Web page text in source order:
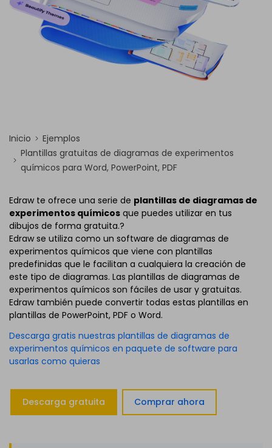
Inicio
Ejemplos
Plantillas gratuitas de diagramas de experimentos
químicos para Word, PowerPoint, PDF
Edraw te ofrece una serie de plantillas de diagramas de
experimentos químicos que puedes utilizar en tus
dibujos de forma gratuita.?
Edraw se utiliza como un software de diagramas de
experimentos químicos que viene con plantillas
predefinidas que le facilitan a cualquiera la creación de
este tipo de diagramas. Las plantillas de diagramas de
experimentos químicos son fáciles de usar y gratuitas.
Edraw también puede convertir todas estas plantillas en
plantillas de PowerPoint, PDF o Word.
Descarga gratis nuestras plantillas de diagramas de
experimentos químicos en paquete de software para
usarlas como quieras
Descarga gratuita Comprar ahora